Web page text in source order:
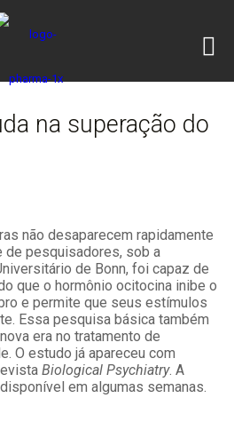
na superação do
não desaparecem rapidamente
de pesquisadores, sob a
de Bonn, foi capaz de
que o hormônio ocitocina inibe o
e permite que seus estímulos
Essa pesquisa básica também
era no tratamento de
O estudo já apareceu com
Biological Psychiatry. A
em algumas semanas.